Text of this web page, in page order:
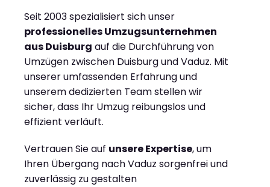
Seit 2003 spezialisiert sich unser
professionelles Umzugsunternehmen
aus Duisburg auf die Durchführung von
Umzügen zwischen Duisburg und Vaduz. Mit
unserer umfassenden Erfahrung und
unserem dedizierten Team stellen wir
sicher, dass Ihr Umzug reibungslos und
effizient verläuft.
Vertrauen Sie auf unsere Expertise, um
Ihren Übergang nach Vaduz sorgenfrei und
zuverlässig zu gestalten